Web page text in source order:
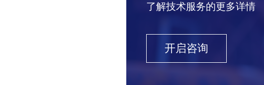
了解技术服务的更多详情
开启咨询